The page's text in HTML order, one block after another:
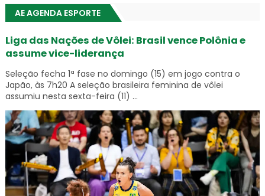
AE AGENDA ESPORTE
Liga das Nações de Vôlei: Brasil vence Polônia e
assume vice-liderança
Seleção fecha 1ª fase no domingo (15) em jogo contra o
Japão, às 7h20 A seleção brasileira feminina de vôlei
assumiu nesta sexta-feira (11) ...